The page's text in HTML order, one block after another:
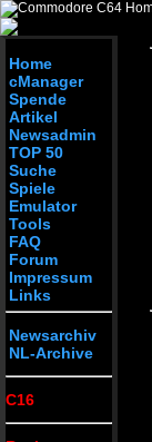
Home
cManager
Spende
Artikel
Newsadmin
TOP 50
Suche
Spiele
Emulator
Tools
FAQ
Forum
Impressum
Links
Newsarchiv
NL-Archive
C16